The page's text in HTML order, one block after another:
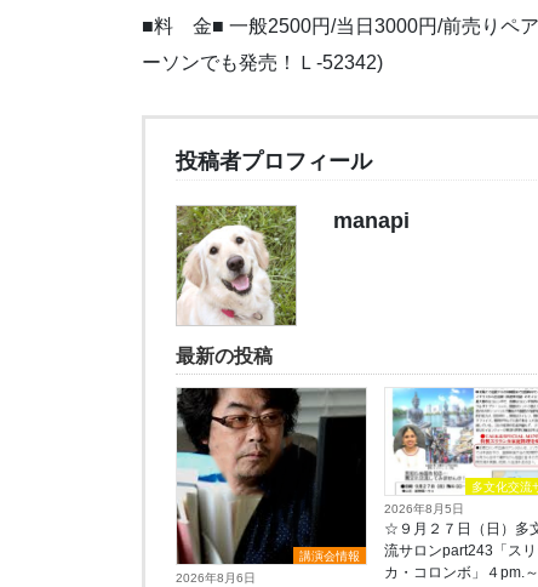
■料 金■ 一般2500円/当日3000円/前売りペ
ーソンでも発売！Ｌ-52342)
投稿者プロフィール
manapi
最新の投稿
講演会情報
2026年8月6日
多文化交流
2026年8月5日
☆９月２７日（日）多
流サロンpart243「ス
カ・コロンボ」４pm.～